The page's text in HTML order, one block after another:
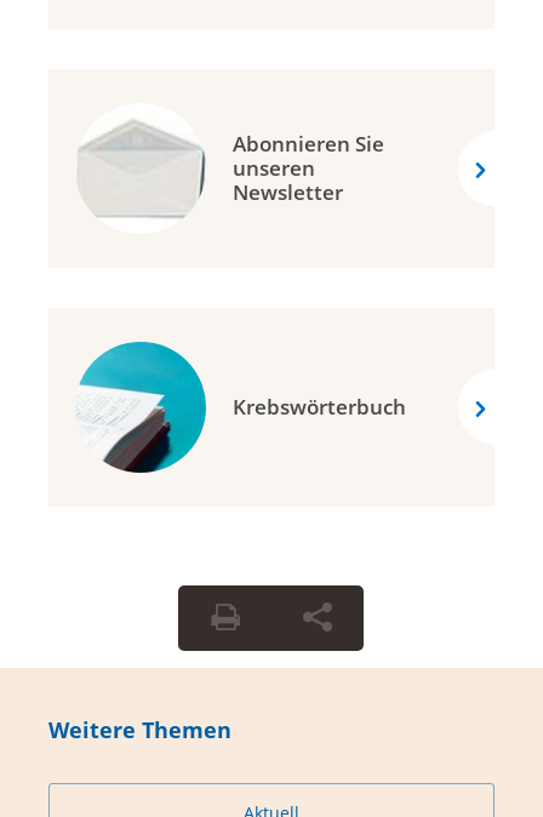
Abonnieren Sie
unseren
Newsletter
Krebswörterbuch
Weitere Themen